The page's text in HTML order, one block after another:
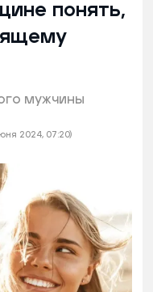
2024, 07:20)
понять,
мужчины